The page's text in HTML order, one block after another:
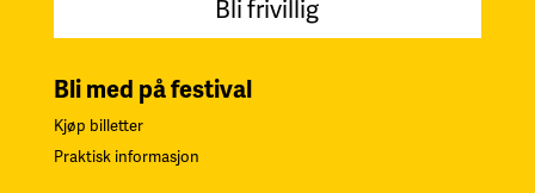
Bli frivillig
Bli med på festival
Kjøp billetter
Praktisk informasjon